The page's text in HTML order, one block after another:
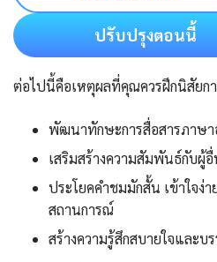
ปรับปรุงตอนนี้
ต่อไปนี้คือเหตุผลที่คุณควรฝึกนิสัยก
พัฒนาทักษะการสื่อสารภาษ
เสริมสร้างความสัมพันธ์กับผู้
ประโยคคำชมมักสั้น เข้าใจง่
สถานการณ์
สร้างความรู้สึกสบายใจและบ